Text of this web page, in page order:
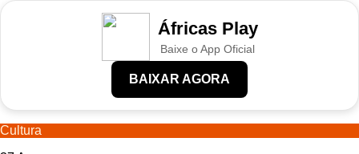
Áfricas Play
Baixe o App Oficial
BAIXAR AGORA
Cultura